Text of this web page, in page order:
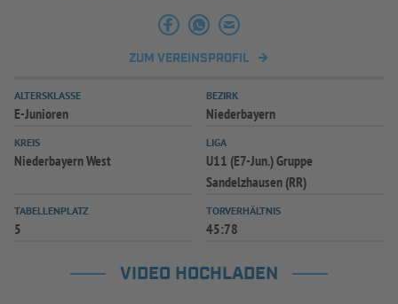
ZUM VEREINSPROFIL
ALTERSKLASSE
E-Junioren
BEZIRK
Niederbayern
KREIS
Niederbayern West
LIGA
U11 (E7-Jun.) Gruppe
Sandelzhausen (RR)
TABELLENPLATZ
5
TORVERHÄLTNIS
45:78
VIDEO HOCHLADEN